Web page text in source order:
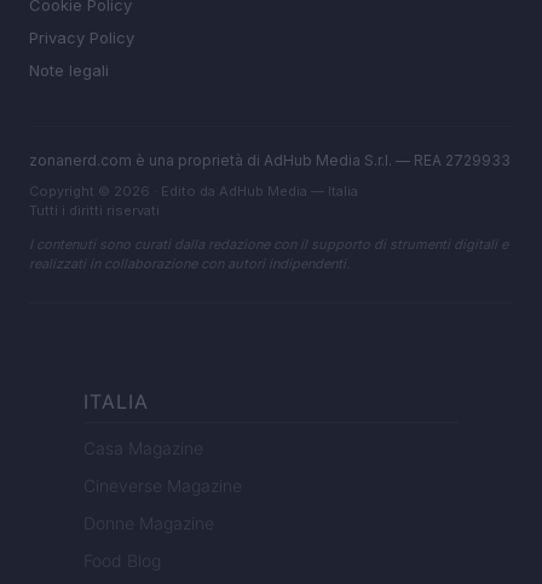
Cookie Policy
Privacy Policy
Note legali
zonanerd.com è una proprietà di AdHub Media S.r.l. — REA 2729933
Copyright © 2026 · Edito da AdHub Media — Italia
Tutti i diritti riservati
I contenuti sono curati dalla redazione con il supporto di strumenti digitali e
realizzati in collaborazione con autori indipendenti.
ITALIA
Casa Magazine
Cineverse Magazine
Donne Magazine
Food Blog